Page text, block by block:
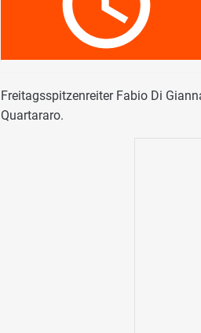
Freitagsspitzenreiter Fabio Di
Quartararo.